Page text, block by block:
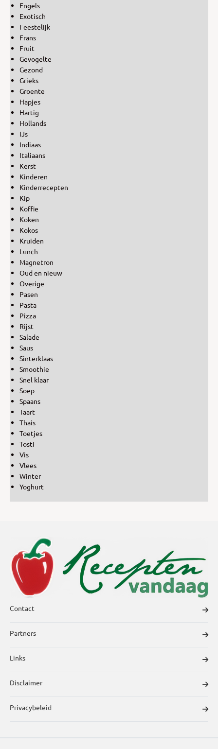
Engels
Exotisch
Feestelijk
Frans
Fruit
Gevogelte
Gezond
Grieks
Groente
Hapjes
Hartig
Hollands
IJs
Indiaas
Italiaans
Kerst
Kinderen
Kinderrecepten
Kip
Koffie
Koken
Kokos
Kruiden
Lunch
Magnetron
Oud en nieuw
Overige
Pasen
Pasta
Pizza
Rijst
Salade
Saus
Sinterklaas
Smoothie
Snel klaar
Soep
Spaans
Taart
Thais
Toetjes
Tosti
Vis
Vlees
Winter
Yoghurt
Contact
Partners
Links
Disclaimer
Privacybeleid